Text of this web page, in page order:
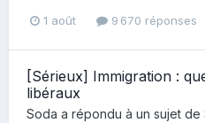
1 août 9 670 réponses
[Sérieux] Immigration :
libéraux
Soda a répondu à un sujet de